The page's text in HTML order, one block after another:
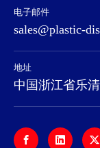
电子邮件
sales@plastic-
地址
中国浙江省乐